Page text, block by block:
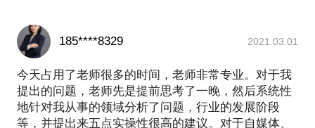
185****8329 2021.03.01
今天占用了老师很多的时间，老师非常专业。对于我
提出的问题，老师先是提前思考了一晚，然后系统性
地针对我从事的领域分析了问题，行业的发展阶段
等，并提出来五点实操性很高的建议。对于自媒体、